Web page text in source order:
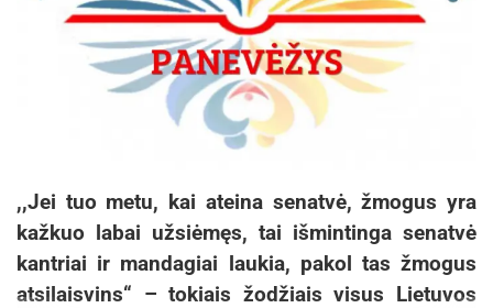
,,Jei tuo metu, kai ateina senatvė, žmogus yra
kažkuo labai užsiėmęs, tai išmintinga senatvė
kantriai ir mandagiai laukia, pakol tas žmogus
atsilaisvins“ – tokiais žodžiais visus Lietuvos